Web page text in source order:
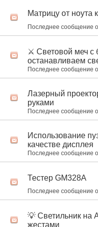
Матрицу от ноута
Последнее сообщение
⚔ Световой меч с
останавливаем
Последнее сообщение
Лазерный
руками
Последнее сообщение
Использование
качестве дисплея
Последнее сообщение
Тестер GM328A
Последнее сообщение
💡 Светильник на
жестами